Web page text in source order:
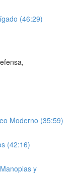
(46:29)
Moderno (35:59)
(42:16)
y